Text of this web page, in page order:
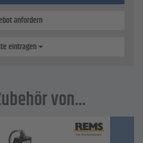
anfordern
eintragen
von...